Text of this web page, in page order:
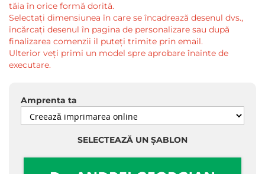
tăia în orice formă dorită.
Selectați dimensiunea în care se încadrează desenul dvs.,
încărcați desenul în pagina de personalizare sau după
finalizarea comenzii il puteți trimite prin email.
Ulterior veți primi un model spre aprobare înainte de
executare.
Amprenta ta
SELECTEAZĂ UN ȘABLON